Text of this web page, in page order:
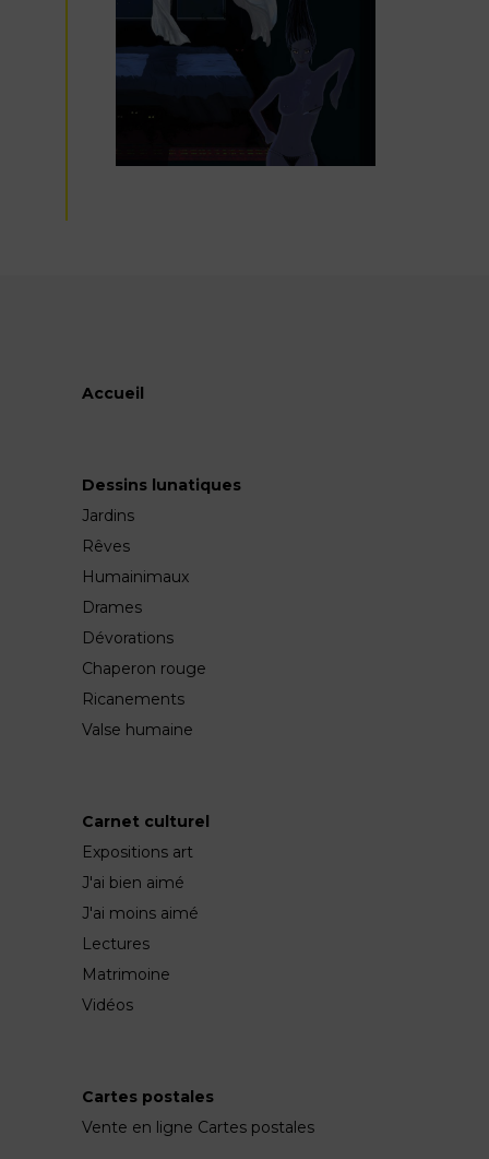
Accueil
Dessins lunatiques
Jardins
Rêves
Humainimaux
Drames
Dévorations
Chaperon rouge
Ricanements
Valse humaine
Carnet culturel
Expositions art
J'ai bien aimé
J'ai moins aimé
Lectures
Matrimoine
Vidéos
Cartes postales
Vente en ligne Cartes postales